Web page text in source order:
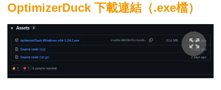
OptimizerDuck 下載連結（.exe檔）